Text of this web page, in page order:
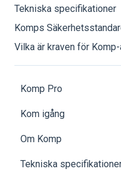
Tekniska specifikationer
Komps
Vilka är kraven för
Komp Pro
Kom igång
Komp Pro | Grupper
Komp Pro |
Kom igång
Om Komp
Tekniska